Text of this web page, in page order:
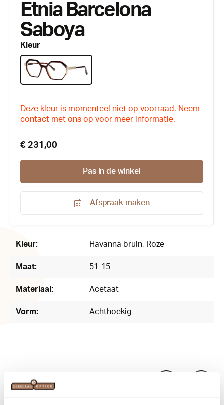
Etnia Barcelona
Saboya
Kleur
Deze kleur is momenteel niet op voorraad. Neem
contact met ons op voor meer informatie.
€ 231,00
Pas in de winkel
Afspraak maken
Kleur:
Havanna bruin, Roze
Maat: 51-15
Materiaal: Acetaat
Vorm: Achthoekig
Related products